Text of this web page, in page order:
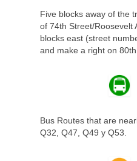
Five blocks away of the
of 74th Street/Roosevelt
blocks east (street
and make a right on 80th
Bus Routes that are
Q32, Q47, Q49 y Q53.